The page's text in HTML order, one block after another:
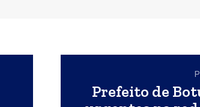
Prefeito de